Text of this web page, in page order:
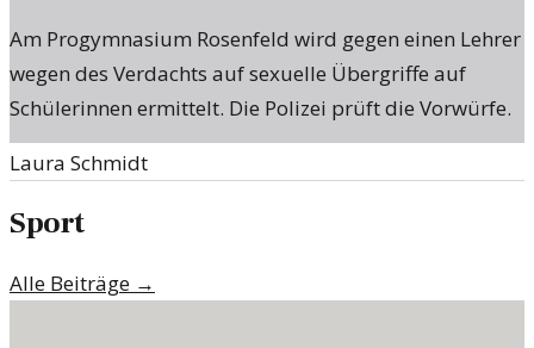
Am Progymnasium Rosenfeld wird gegen einen Lehrer
wegen des Verdachts auf sexuelle Übergriffe auf
Schülerinnen ermittelt. Die Polizei prüft die Vorwürfe.
Laura Schmidt
Sport
Alle Beiträge →